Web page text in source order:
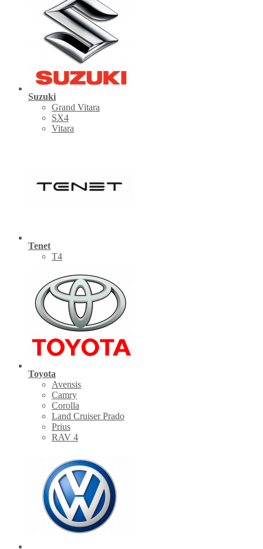
Suzuki
Grand Vitara
SX4
Vitara
Tenet
Т4
Toyota
Avensis
Camry
Corolla
Land Cruiser Prado
Prius
RAV 4